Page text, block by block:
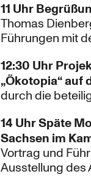
11 Uhr
Thomas
Führungen mit
12:30 Uhr
„Ökotopia“ auf
durch die
14 Uhr Späte
Sachsen im
Vortrag und
Ausstellung des